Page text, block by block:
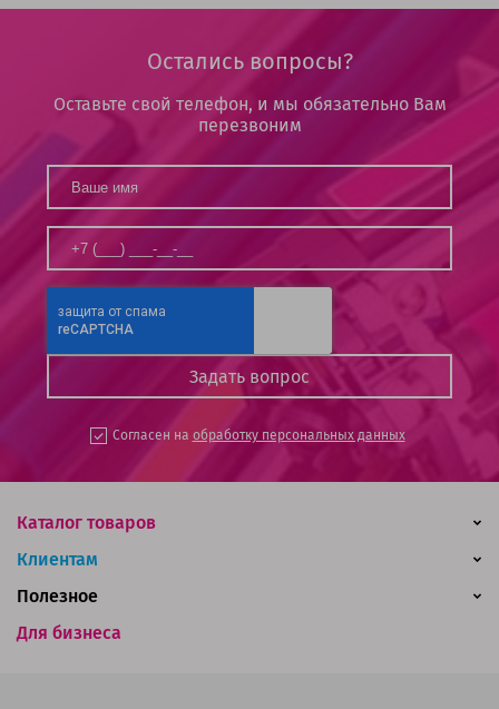
Остались вопросы?
Оставьте свой телефон, и мы обязательно Вам
перезвоним
Согласен на обработку персональных данных
Каталог товаров
Клиентам
Для бизнеса
Полезное